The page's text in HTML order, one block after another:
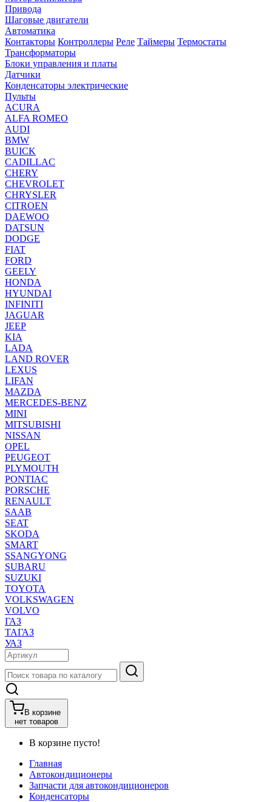
Привода
Шаговые двигатели
Автоматика
Контакторы Контроллеры Реле Таймеры Термостаты
Трансформаторы
Блоки управления и платы
Датчики
Конденсаторы электрические
Пульты
ACURA
ALFA ROMEO
AUDI
BMW
BUICK
CADILLAC
CHERY
CHEVROLET
CHRYSLER
CITROEN
DAEWOO
DATSUN
DODGE
FIAT
FORD
GEELY
HONDA
HYUNDAI
INFINITI
JAGUAR
JEEP
KIA
LADA
LAND ROVER
LEXUS
LIFAN
MAZDA
MERCEDES-BENZ
MINI
MITSUBISHI
NISSAN
OPEL
PEUGEOT
PLYMOUTH
PONTIAC
PORSCHE
RENAULT
SAAB
SEAT
SKODA
SMART
SSANGYONG
SUBARU
SUZUKI
TOYOTA
VOLKSWAGEN
VOLVO
ГАЗ
ТАГАЗ
УАЗ
В корзине
нет товаров
В корзине пусто!
Главная
Автокондиционеры
Запчасти для автокондиционеров
Конденсаторы